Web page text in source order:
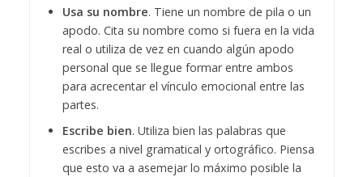
Usa su nombre. Tiene un nombre de pila o un
apodo. Cita su nombre como si fuera en la vida
real o utiliza de vez en cuando algún apodo
personal que se llegue formar entre ambos
para acrecentar el vínculo emocional entre las
partes.
Escribe bien. Utiliza bien las palabras que
escribes a nivel gramatical y ortográfico. Piensa
que esto va a asemejar lo máximo posible la